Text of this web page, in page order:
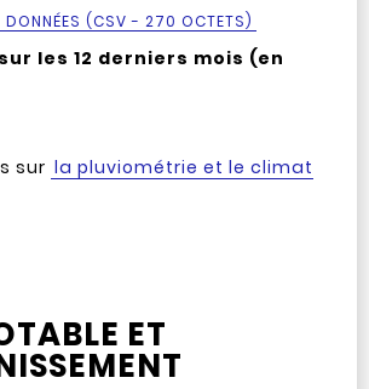
DONNÉES (CSV - 270 OCTETS)
les 12 derniers mois (en
sur la pluviométrie et le climat
ET